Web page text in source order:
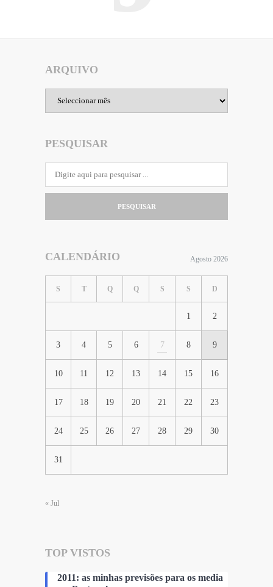
ARQUIVO
PESQUISAR
PESQUISAR
CALENDÁRIO Agosto 2026
S T Q Q S S D
1 2
3 4 5 6 7 8 9
10 11 12 13 14 15 16
17 18 19 20 21 22 23
24 25 26 27 28 29 30
31
« Jul
TOP VISTOS
2011: as minhas previsões para os media